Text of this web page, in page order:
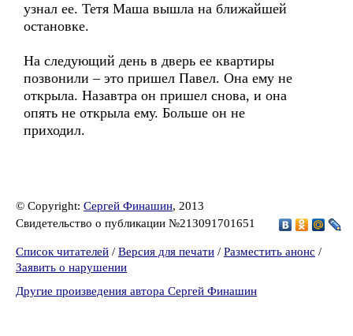
узнал ее. Тетя Маша вышла на ближайшей
остановке.
На следующий день в дверь ее квартиры
позвонили – это пришел Павел. Она ему не
открыла. Назавтра он пришел снова, и она
опять не открыла ему. Больше он не
приходил.
© Copyright: Сергей Финашин, 2013
Свидетельство о публикации №213091701651
Список читателей / Версия для печати / Разместить анонс /
Заявить о нарушении
Другие произведения автора Сергей Финашин